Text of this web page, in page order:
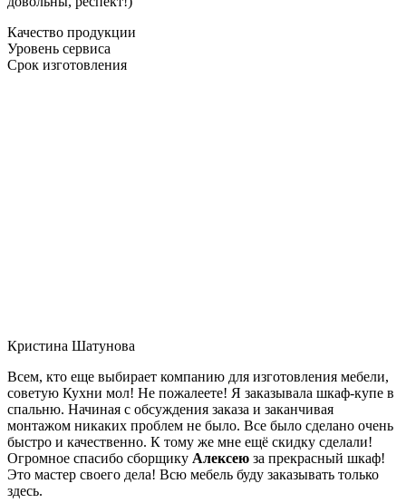
Качество продукции
Уровень сервиса
Срок изготовления
Кристина Шатунова
Всем, кто еще выбирает компанию для изготовления мебели,
советую Кухни мол! Не пожалеете! Я заказывала шкаф-купе в
спальню. Начиная с обсуждения заказа и заканчивая
монтажом никаких проблем не было. Все было сделано очень
быстро и качественно. К тому же мне ещё скидку сделали!
Огромное спасибо сборщику Алексею за прекрасный шкаф!
Это мастер своего дела! Всю мебель буду заказывать только
здесь.